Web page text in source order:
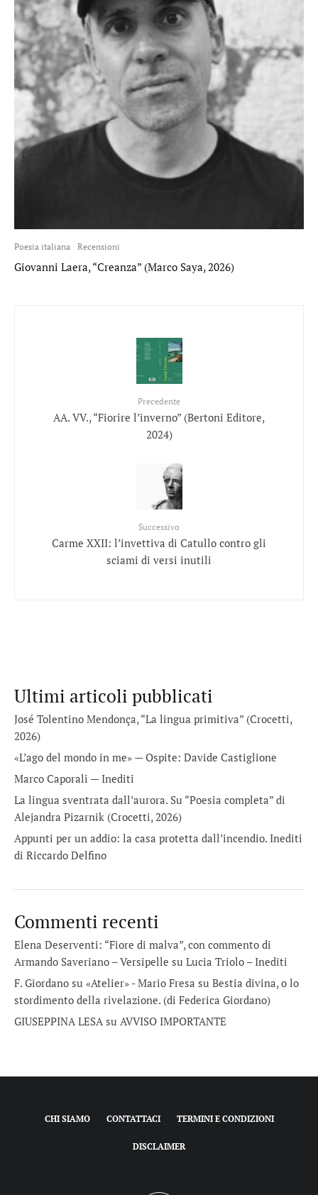
Poesia italiana Recensioni
Giovanni Laera, “Creanza” (Marco Saya, 2026)
Precedente
AA. VV., “Fiorire l’inverno” (Bertoni Editore,
2024)
Successivo
Carme XXII: l’invettiva di Catullo contro gli
sciami di versi inutili
Ultimi articoli pubblicati
José Tolentino Mendonça, “La lingua primitiva” (Crocetti,
2026)
«L’ago del mondo in me» — Ospite: Davide Castiglione
Marco Caporali — Inediti
La lingua sventrata dall’aurora. Su “Poesia completa” di
Alejandra Pizarnik (Crocetti, 2026)
Appunti per un addio: la casa protetta dall’incendio. Inediti
di Riccardo Delfino
Commenti recenti
Elena Deserventi: “Fiore di malva”, con commento di
Armando Saveriano – Versipelle su Lucia Triolo – Inediti
F. Giordano su «Atelier» - Mario Fresa su Bestia divina, o lo
stordimento della rivelazione. (di Federica Giordano)
GIUSEPPINA LESAsu AVVISO IMPORTANTE
CHI SIAMO CONTATTACI TERMINI E CONDIZIONI
DISCLAIMER